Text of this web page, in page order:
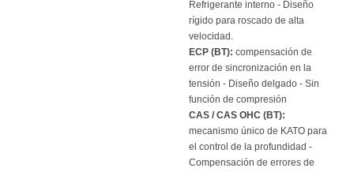
Refrigerante interno - Diseño
rígido para roscado de alta
velocidad.
ECP (BT): compensación de
error de sincronización en la
tensión - Diseño delgado - Sin
función de compresión
CAS / CAS OHC (BT):
mecanismo único de KATO para
el control de la profundidad -
Compensación de errores de